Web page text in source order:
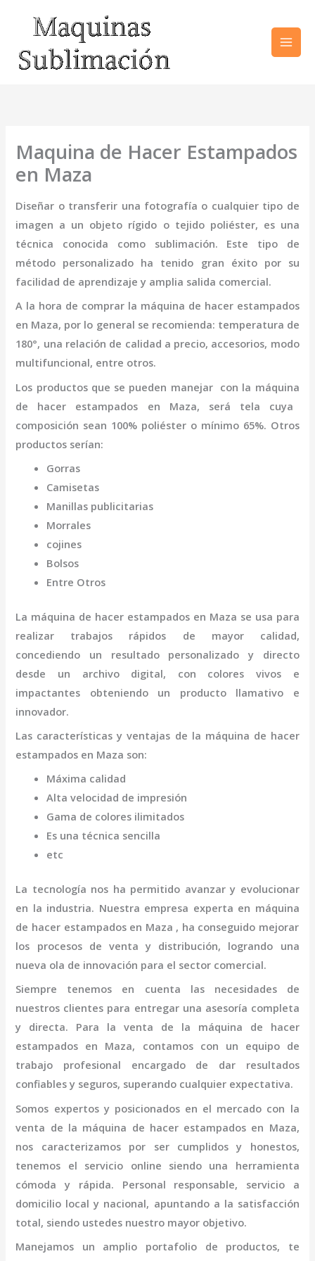
contenido
Maquina de Hacer Estampados
en Maza
Diseñar o transferir una fotografía o cualquier tipo de
imagen a un objeto rígido o tejido poliéster, es una
técnica conocida como sublimación. Este tipo de
método personalizado ha tenido gran éxito por su
facilidad de aprendizaje y amplia salida comercial.
A la hora de comprar la máquina de hacer estampados
en Maza, por lo general se recomienda: temperatura de
180°, una relación de calidad a precio, accesorios, modo
multifuncional, entre otros.
Los productos que se pueden manejar con la máquina
de hacer estampados
en Maza, será tela cuya
composición sean 100% poliéster o mínimo 65%. Otros
productos serían:
Gorras
Camisetas
Manillas publicitarias
Morrales
cojines
Bolsos
Entre Otros
La máquina de hacer estampados en Maza se usa para
realizar trabajos rápidos de mayor calidad,
concediendo un resultado personalizado y directo
desde un archivo digital, con colores vivos e
impactantes obteniendo un producto llamativo e
innovador.
Las características y ventajas de la máquina de hacer
estampados en Maza son:
Máxima calidad
Alta velocidad de impresión
Gama de colores ilimitados
Es una técnica sencilla
etc
La tecnología nos ha permitido avanzar y evolucionar
en la industria. Nuestra empresa experta en máquina
de hacer estampadosen Maza , ha conseguido mejorar
los procesos de venta y distribución, logrando una
nueva ola de innovación para el sector comercial.
Siempre tenemos en cuenta las necesidades de
nuestros clientes para entregar una asesoría completa
y directa. Para la venta de la máquina de hacer
estampados en Maza, contamos con un equipo de
trabajo profesional encargado de dar resultados
confiables y seguros, superando cualquier expectativa.
Somos expertos y posicionados en el mercado con la
venta de la máquina de hacer estampados en Maza,
nos caracterizamos por ser cumplidos y honestos,
tenemos el servicio online siendo una herramienta
cómoda y rápida. Personal responsable, servicio a
domicilio local y nacional, apuntando a la satisfacción
total, siendo ustedes nuestro mayor objetivo.
Manejamos un amplio portafolio de productos, te